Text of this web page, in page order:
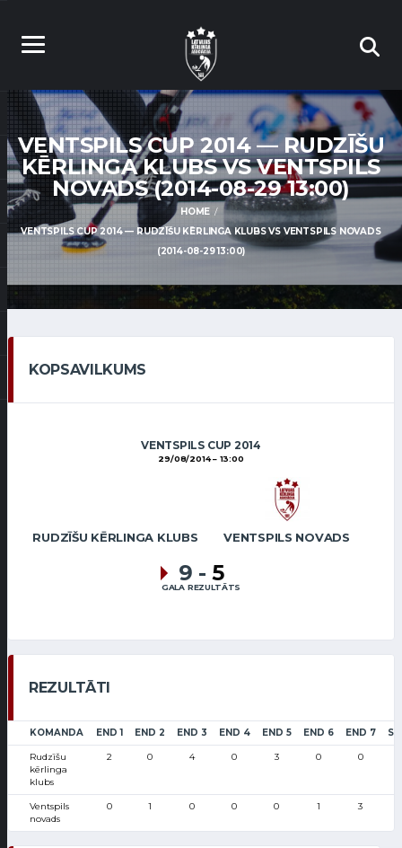
VENTSPILS CUP 2014 — RUDZĪŠU
KĒRLINGA KLUBS VS VENTSPILS
NOVADS (2014-08-29 13:00)
HOME
VENTSPILS CUP 2014 — RUDZĪŠU KĒRLINGA KLUBS VS VENTSPILS NOVADS
(2014-08-29 13:00)
KOPSAVILKUMS
VENTSPILS CUP 2014
29/08/2014 13:00
RUDZĪŠU KĒRLINGA KLUBS VENTSPILS NOVADS
9 - 5
GALA REZULTĀTS
REZULTĀTI
KOMANDA END 1 END 2 END 3 END 4 END 5 END 6 END 7
Rudzīšu
kērlinga
klubs
2 0 4 0 3 0 0
Ventspils
novads
0 1 0 0 0 1 3